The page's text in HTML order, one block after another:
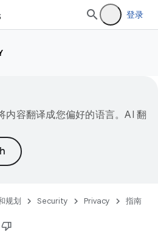
登录
内容翻译成您偏好的语言。AI 翻
规划 Security Privacy 指南